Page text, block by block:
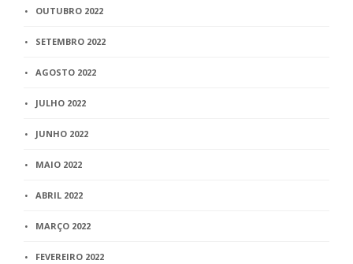
OUTUBRO 2022
SETEMBRO 2022
AGOSTO 2022
JULHO 2022
JUNHO 2022
MAIO 2022
ABRIL 2022
MARÇO 2022
FEVEREIRO 2022